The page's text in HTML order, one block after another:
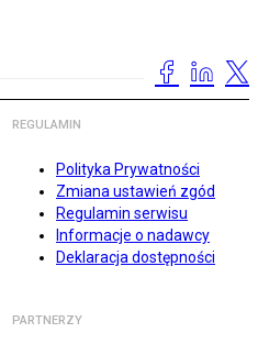
REGULAMIN
Polityka Prywatności
Zmiana ustawień zgód
Regulamin serwisu
Informacje o nadawcy
Deklaracja dostępności
PARTNERZY